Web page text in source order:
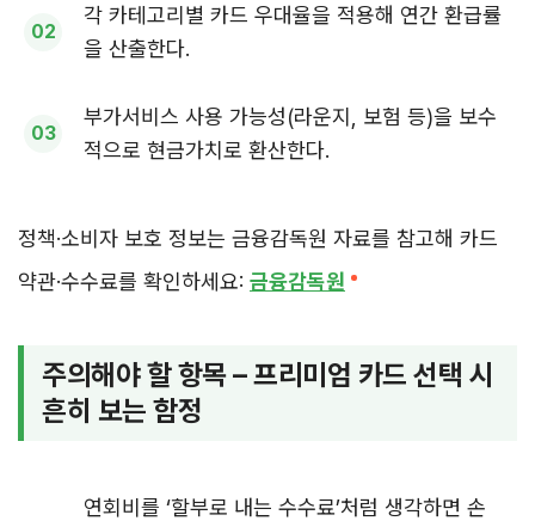
각 카테고리별 카드 우대율을 적용해 연간 환급률
을 산출한다.
부가서비스 사용 가능성(라운지, 보험 등)을 보수
적으로 현금가치로 환산한다.
정책·소비자 보호 정보는 금융감독원 자료를 참고해 카드
약관·수수료를 확인하세요: 금융감독원
주의해야 할 항목 – 프리미엄 카드 선택 시
흔히 보는 함정
연회비를 ‘할부로 내는 수수료’처럼 생각하면 손